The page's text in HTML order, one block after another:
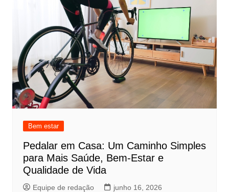
Bem estar
Pedalar em Casa: Um Caminho Simples
para Mais Saúde, Bem-Estar e
Qualidade de Vida
Equipe de redação junho 16, 2026